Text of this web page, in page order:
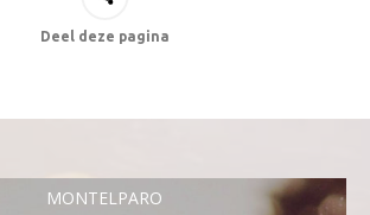
Deel deze pagina
MONTELPARO